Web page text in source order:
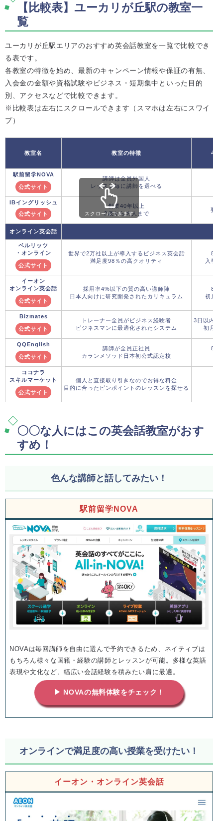
【比較表】ユーカリが丘駅の教室一
覧
ユーカリが丘駅エリアのおすすめ英会話教室を一覧で比較でき
る表です。
各教室の特徴を始め、最新のキャンペーン情報や保証の有無、
入会金の金額や資格試験やビジネス・短期集中といった目的
別、アクセスなどで比較できます。
※比較表は左右にスクロールできます（スマホは左右にスワイ
プ）
教室名 教室の特徴 キ
駅前留学NOVA
公式サイト
講師は全員外国人
レッスン毎に講師を選べる
IBイングリッシュ
公式サイト
創業40年以上
2歳から大人まで
要
オンライン英会話
ベルリッツ
・オンライン
公式サイト
世界で2万社以上が導入するビジネス英会話
満足度98％の高クオリティ
8月
入学
イーオン
オンライン英会話
公式サイト
採用率4%以下の質の高い講師陣
日本人向けに研究開発されたカリキュラム
8月
初月
Bizmates
公式サイト
トレーナー全員がビジネス経験者
ビジネスマンに最適化されたシステム
3日以内の
初月
QQEnglish
公式サイト
講師が全員正社員
カランメソッド日本初公式認定校
8月
ココナラ
スキルマーケット
公式サイト
個人と直接取り引きなのでお得な料金
目的に合ったピンポイントのレッスンを探せる
スクロールできます
〇〇な人にはこの英会話教室がおす
すめ！
色んな講師と話してみたい！
駅前留学NOVA
NOVAは毎回講師を自由に選んで予約できるため、ネイティブは
もちろん様々な国籍・経験の講師とレッスンが可能。多様な英語
表現や文化など、幅広い会話経験を積みたい肩に最適。
▶ NOVAの無料体験をチェック！
オンラインで満足度の高い授業を受けたい！
イーオン・オンライン英会話